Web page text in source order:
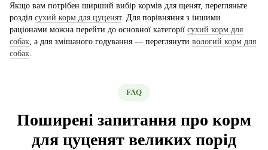
Якщо вам потрібен ширший вибір кормів для щенят, перегляньте
розділ сухий корм для цуценят. Для порівняння з іншими
раціонами можна перейти до основної категорії сухий корм для
собак, а для змішаного годування — переглянути вологий корм для
собак.
FAQ
Поширені запитання про корм
для цуценят великих порід